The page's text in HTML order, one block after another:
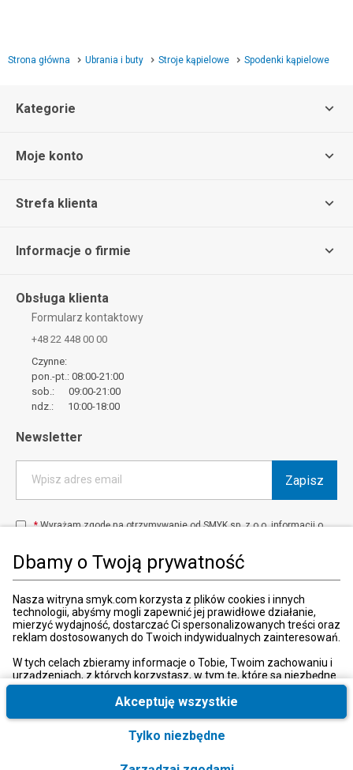
Dbamy o Twoją prywatność
Nasza witryna smyk.com korzysta z plików cookies i innych
technologii, abyśmy mogli zapewnić jej prawidłowe działanie,
mierzyć wydajność, dostarczać Ci spersonalizowanych treści oraz
reklam dostosowanych do Twoich indywidualnych zainteresowań.
W tych celach zbieramy informacje o Tobie, Twoim zachowaniu i
urządzeniach, z których korzystasz, w tym te, które są niezbędne
do prawidłowego funkcjonowania strony internetowej smyk.com.
Te niezbędne pliki cookies możesz wyłączyć zmieniając
wykorzystujemy dodatkowe pliki cookies oraz konwersje
Tylko niezbędne
Akceptuję wszystkie
Strona główna Ubrania i buty Stroje kąpielowe Spodenki kąpielowe
Kategorie
Moje konto
Strefa klienta
Informacje o firmie
Obsługa klienta
Formularz kontaktowy
+48 22 448 00 00
Czynne:
pon.-pt.: 08:00-21:00
sob.: 09:00-21:00
ndz.: 10:00-18:00
Newsletter
Wpisz adres email Zapisz
*Wyrażam zgodę na otrzymywanie od SMYK sp. z o.o. informacji o
elektronicznej (e-mail).
W każdej chwili możesz z łatwością cofnąć wyrażone zgody.
Kraj i język: Polska (Poland)
© 2026, SMYK sp. z o.o.